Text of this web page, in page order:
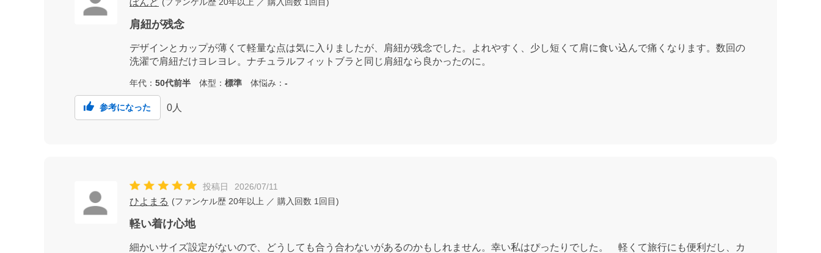
肩紐が残念
デザインとカップが薄くて軽量な点は気に入りましたが、肩紐が残念でした。よれやすく、少し短くて肩に食い込んで痛くなります。数回の
洗濯で肩紐だけヨレヨレ。ナチュラルフィットブラと同じ肩紐なら良かったのに。
年代： 50代前半 体型： 標準 体悩み： -
参考になった 0 人
投稿日 2026/07/11
ひよまる (ファンケル歴 20年以上 ／ 購入回数 1回目)
軽い着け心地
細かいサイズ設定がないので、どうしても合う合わないがあるのかもしれません。幸い私はぴったりでした。 軽くて旅行にも便利だし、カ